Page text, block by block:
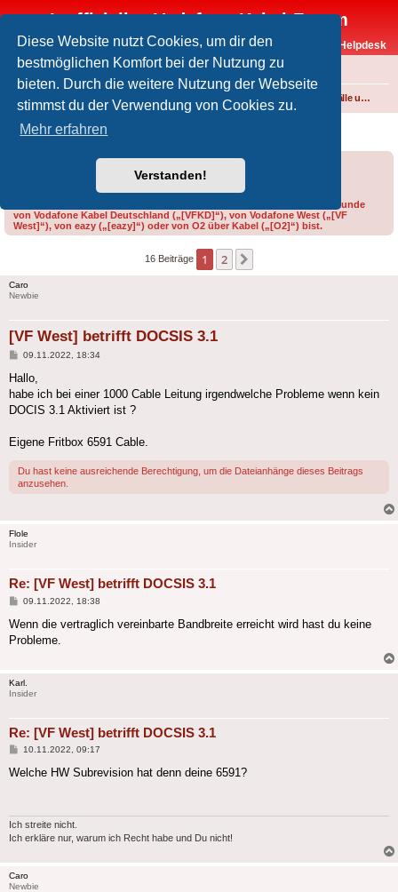
Diese Website nutzt Cookies, um dir den
bestmöglichen Komfort bei der Nutzung zu
bieten. Durch die weitere Nutzung der Webseite
stimmst du der Verwendung von Cookies zu.
Mehr erfahren
Verstanden!
Inoffizielles Vodafone-Kabel-Forum
Vodafone-Kabel-Helpdesk
FAQ
Foren-Übersicht Internet und Telefon über Kabel Störungen, Ausfälle und Speedprobleme
[VF West] betrifft DOCSIS 3.1
Bitte gib bei der Erstellung eines Threads im Feld „Präfix“ an, ob du Kunde
von Vodafone Kabel Deutschland („[VFKD]“), von Vodafone West („[VF
West]“), von eazy („[eazy]“) oder von O2 über Kabel („[O2]“) bist.
16 Beiträge 1 2
Caro
Newbie
[VF West] betrifft DOCSIS 3.1
Beitrag
09.11.2022, 18:34
Hallo,
habe ich bei einer 1000 Cable Leitung irgendwelche Probleme wenn kein
DOCIS 3.1 Aktiviert ist ?
Eigene Fritbox 6591 Cable.
Du hast keine ausreichende Berechtigung, um die Dateianhänge dieses Beitrags
anzusehen.
Flole
Insider
Re: [VF West] betrifft DOCSIS 3.1
Beitrag
09.11.2022, 18:38
Wenn die vertraglich vereinbarte Bandbreite erreicht wird hast du keine
Probleme.
Karl.
Insider
Re: [VF West] betrifft DOCSIS 3.1
Beitrag
10.11.2022, 09:17
Welche HW Subrevision hat denn deine 6591?
Ich streite nicht.
Ich erkläre nur, warum ich Recht habe und Du nicht!
Caro
Newbie